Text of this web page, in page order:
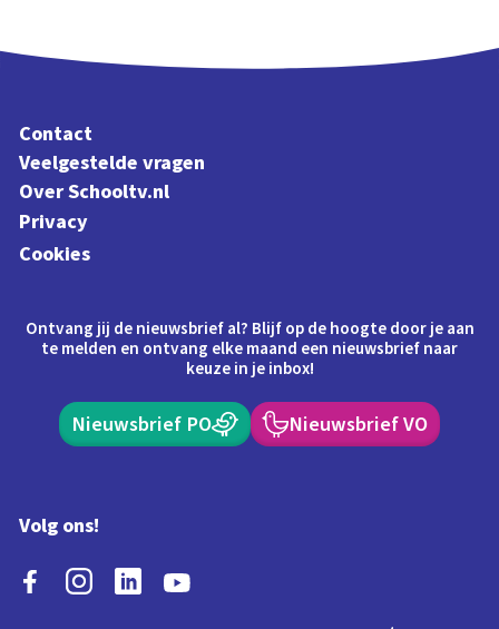
Contact
Veelgestelde vragen
Over Schooltv.nl
Privacy
Cookies
Ontvang jij de nieuwsbrief al? Blijf op de hoogte door je aan
te melden en ontvang elke maand een nieuwsbrief naar
keuze in je inbox!
Nieuwsbrief PO Nieuwsbrief VO
Volg ons!